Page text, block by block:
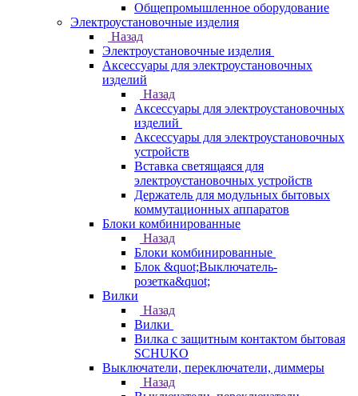
Общепромышленное оборудование
Электроустановочные изделия
Назад
Электроустановочные изделия
Аксессуары для электроустановочных
изделий
Назад
Аксессуары для электроустановочных
изделий
Аксессуары для электроустановочных
устройств
Вставка светящаяся для
электроустановочных устройств
Держатель для модульных бытовых
коммутационных аппаратов
Блоки комбинированные
Назад
Блоки комбинированные
Блок &quot;Выключатель-
розетка&quot;
Вилки
Назад
Вилки
Вилка с защитным контактом бытовая
SCHUKO
Выключатели, переключатели, диммеры
Назад